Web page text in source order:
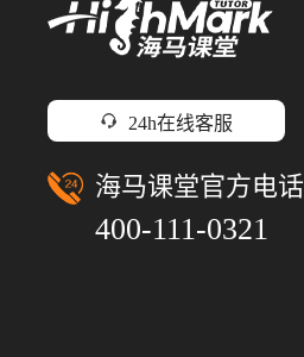
24h在线客服
海马课堂官方电话
400-111-0321